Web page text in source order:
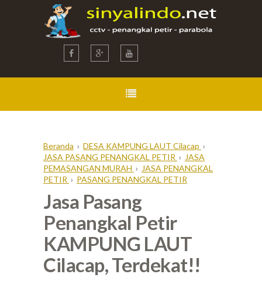
Beranda › DESA KAMPUNG LAUT Cilacap ›
JASA PASANG PENANGKAL PETIR › JASA
PEMASANGAN MURAH › JASA PENANGKAL
PETIR › PASANG PENANGKAL PETIR
Jasa Pasang
Penangkal Petir
KAMPUNG LAUT
Cilacap, Terdekat!!